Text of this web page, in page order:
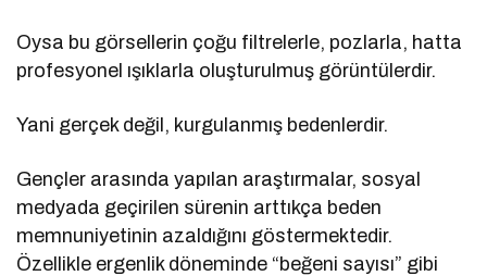
Oysa bu görsellerin çoğu filtrelerle, pozlarla, hatta
profesyonel ışıklarla oluşturulmuş görüntülerdir.
Yani gerçek değil, kurgulanmış bedenlerdir.
Gençler arasında yapılan araştırmalar, sosyal
medyada geçirilen sürenin arttıkça beden
memnuniyetinin azaldığını göstermektedir.
Özellikle ergenlik döneminde “beğeni sayısı” gibi